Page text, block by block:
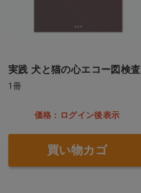
実践 犬と猫の心エコー図検査
1冊
価格：ログイン後表示
買い物カゴ